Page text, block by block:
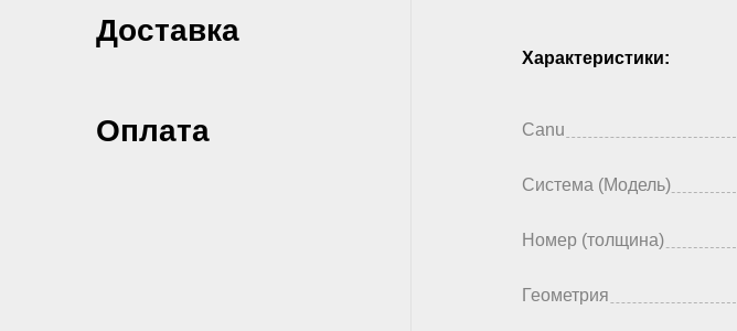
Доставка
Оплата
Характеристики:
Canu
Система (Модель)
Номер (толщина)
Геометрия